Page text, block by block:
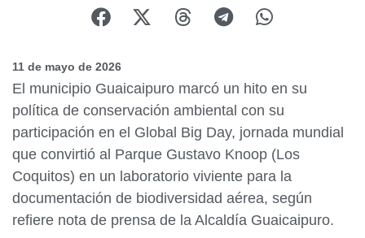
11 de mayo de 2026
El municipio Guaicaipuro marcó un hito en su
política de conservación ambiental con su
participación en el Global Big Day, jornada mundial
que convirtió al Parque Gustavo Knoop (Los
Coquitos) en un laboratorio viviente para la
documentación de biodiversidad aérea, según
refiere nota de prensa de la Alcaldía Guaicaipuro.